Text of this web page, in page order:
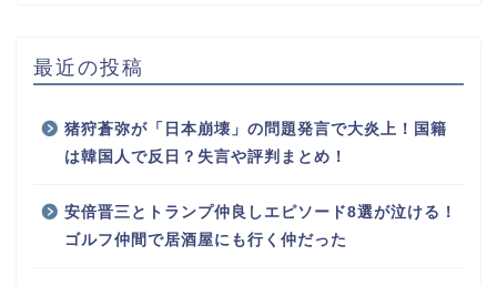
最近の投稿
猪狩蒼弥が「日本崩壊」の問題発言で大炎上！国籍
は韓国人で反日？失言や評判まとめ！
安倍晋三とトランプ仲良しエピソード8選が泣ける！
ゴルフ仲間で居酒屋にも行く仲だった